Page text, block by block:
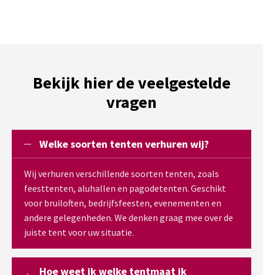
Bekijk hier de veelgestelde
vragen
Welke soorten tenten verhuren wij?
Wij verhuren verschillende soorten tenten, zoals
feesttenten, aluhallen en pagodetenten. Geschikt
voor bruiloften, bedrijfsfeesten, evenementen en
andere gelegenheden. We denken graag mee over de
juiste tent voor uw situatie.
Hoe weet ik welke tentmaat ik